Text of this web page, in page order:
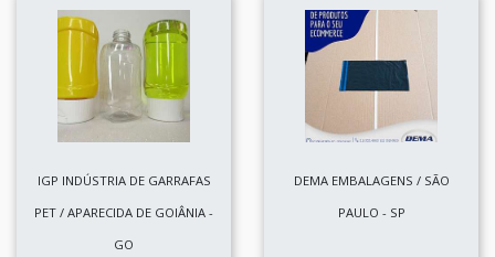
IGP INDÚSTRIA DE GARRAFAS
PET / APARECIDA DE GOIÂNIA -
GO
DEMA EMBALAGENS / SÃO
PAULO - SP